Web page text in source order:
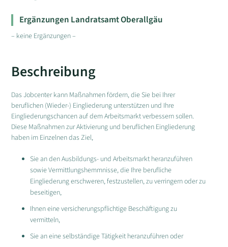
Ergänzungen Landratsamt Oberallgäu
– keine Ergänzungen –
Beschreibung
Das Jobcenter kann Maßnahmen fördern, die Sie bei Ihrer
beruflichen (Wieder-) Eingliederung unterstützen und Ihre
Eingliederungschancen auf dem Arbeitsmarkt verbessern sollen.
Diese Maßnahmen zur Aktivierung und beruflichen Eingliederung
haben im Einzelnen das Ziel,
Sie an den Ausbildungs- und Arbeitsmarkt heranzuführen
sowie Vermittlungshemmnisse, die Ihre berufliche
Eingliederung erschweren, festzustellen, zu verringern oder zu
beseitigen,
Ihnen eine versicherungspflichtige Beschäftigung zu
vermitteln,
Sie an eine selbständige Tätigkeit heranzuführen oder